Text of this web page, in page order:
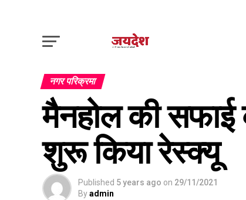
नगर परिक्रमा
मैनहोल की सफाई
शुरू किया रेस्क्यू
Published 5 years ago on 29/11/2021
Byadmin